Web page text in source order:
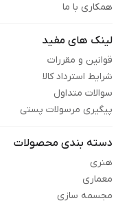
همکاری با ما
لینک های مفید
قوانین و مقررات
شرایط استرداد کالا
سوالات متداول
پیگیری مرسولات پستی
دسته بندی محصولات
هنری
معماری
مجسمه سازی